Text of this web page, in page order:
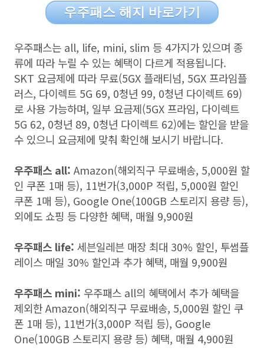
우주패스 해지 바로가기
우주패스는 all, life, mini, slim 등 4가지가 있으며 종
류에 따라 누릴 수 있는 혜택이 다르게 적용됩니다.
SKT 요금제에 따라 무료(5GX 플래티넘, 5GX 프라임플
러스, 다이렉트 5G 69, 0청년 99, 0청년 다이렉트 69)
로 사용 가능하며, 일부 요금제(5GX 프라임, 다이렉트
5G 62, 0청년 89, 0청년 다이렉트 62)에는 할인을 받을
수 있으니 요금제에 맞춰 확인해 보시기 바랍니다.
우주패스 all: Amazon(해외직구 무료배송, 5,000원 할
인 쿠폰 1매 등), 11번가(3,000P 적립, 5,000원 할인
쿠폰 1매 등), Google One(100GB 스토리지 용량 등),
외에도 쇼핑 등 다양한 혜택, 매월 9,900원
우주패스 life: 세븐일레븐 매장 최대 30% 할인, 투썸플
레이스 매일 30% 할인과 추가 혜택, 매월 9,900원
우주패스 mini: 우주패스 all의 혜택에서 추가 혜택을
제외한Amazon(해외직구 무료배송, 5,000원 할인 쿠
폰 1매 등), 11번가(3,000P 적립 등), Google
One(100GB 스토리지 용량 등) 혜택, 매월 4,900원